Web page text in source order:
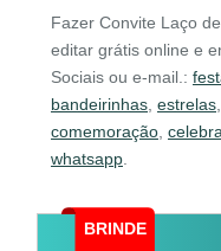
Fazer Convite Laço
editar grátis online e
Sociais ou e-mail.:
bandeirinhas estrelas
comemoração
whatsapp
BRINDE